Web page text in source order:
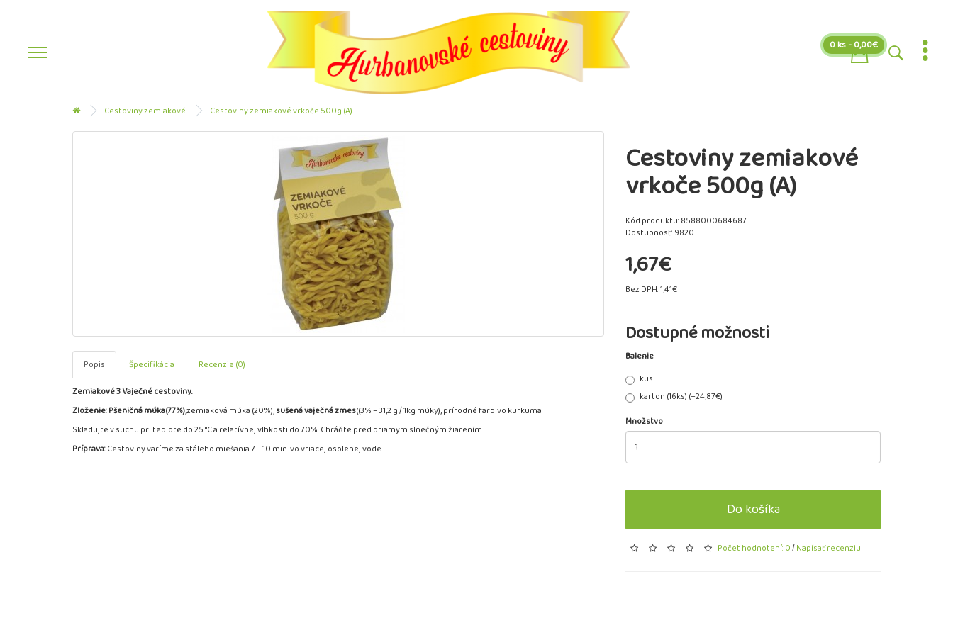
0 ks - 0,00€
Cestoviny zemiakové Cestoviny zemiakové vrkoče 500g (A)
Popis Špecifikácia
Recenzie (0)
Zemiakové 3 Vaječné cestoviny.
Zloženie: Pšeničná múka(77%),zemiaková múka (20%),sušená vaječná zmes((3% – 31,2 g / 1kg múky), prírodné farbivo kurkuma.
Skladujte v suchu pri teplote do 25 °C a relatívnej vlhkosti do 70%. Chráňte pred priamym slnečným žiarením.
Príprava:Cestoviny varíme za stáleho miešania 7 – 10 min. vo vriacej osolenej vode.
Cestoviny zemiakové
vrkoče 500g (A)
Kód produktu: 8588000684687
Dostupnosť: 9820
1,67€
Bez DPH: 1,41€
Dostupné možnosti
Balenie
kus
karton (16ks) (+24,87€)
Množstvo
Do košíka
Počet hodnotení: 0/Napísať recenziu